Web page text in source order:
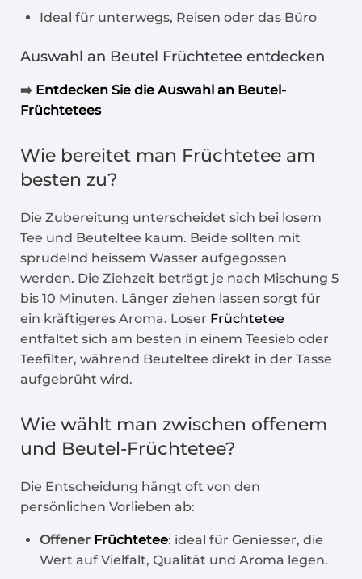
Ideal für unterwegs, Reisen oder das Büro
Auswahl an Beutel Früchtetee entdecken
➡️ Entdecken Sie die Auswahl an Beutel-
Früchtetees
Wie bereitet man Früchtetee am
besten zu?
Die Zubereitung unterscheidet sich bei losem
Tee und Beuteltee kaum. Beide sollten mit
sprudelnd heissem Wasser aufgegossen
werden. Die Ziehzeit beträgt je nach Mischung 5
bis 10 Minuten. Länger ziehen lassen sorgt für
ein kräftigeres Aroma. Loser Früchtetee
entfaltet sich am besten in einem Teesieb oder
Teefilter, während Beuteltee direkt in der Tasse
aufgebrüht wird.
Wie wählt man zwischen offenem
und Beutel-Früchtetee?
Die Entscheidung hängt oft von den
persönlichen Vorlieben ab:
Offener Früchtetee: ideal für Geniesser, die
Wert auf Vielfalt, Qualität und Aroma legen.